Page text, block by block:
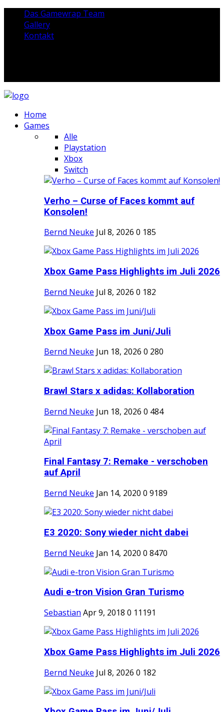
Das Gamewrap Team
Gallery
Kontakt
Home
Games
Alle
Playstation
Xbox
Switch
Verho – Curse of Faces kommt auf
Konsolen!
Bernd Neuke Jul 8, 2026 0 185
Xbox Game Pass Highlights im Juli 2026
Bernd Neuke Jul 8, 2026 0 182
Xbox Game Pass im Juni/Juli
Bernd Neuke Jun 18, 2026 0 280
Brawl Stars x adidas: Kollaboration
Bernd Neuke Jun 18, 2026 0 484
Final Fantasy 7: Remake - verschoben
auf April
Bernd Neuke Jan 14, 2020 0 9189
E3 2020: Sony wieder nicht dabei
Bernd Neuke Jan 14, 2020 0 8470
Audi e-tron Vision Gran Turismo
Sebastian Apr 9, 2018 0 11191
Xbox Game Pass Highlights im Juli 2026
Bernd Neuke Jul 8, 2026 0 182